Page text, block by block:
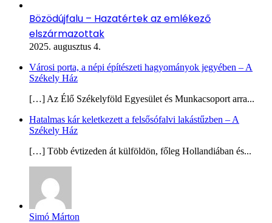
Bözödújfalu – Hazatértek az emlékező
elszármazottak
2025. augusztus 4.
Városi porta, a népi építészeti hagyományok jegyében – A
Székely Ház
[…] Az Élő Székelyföld Egyesület és Munkacsoport arra...
Hatalmas kár keletkezett a felsősófalvi lakástűzben – A
Székely Ház
[…] Több évtizeden át külföldön, főleg Hollandiában és...
Simó Márton